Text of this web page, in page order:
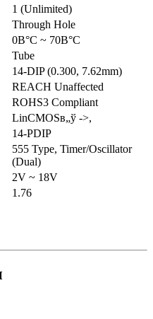
1 (Unlimited)
Through Hole
0В°C ~ 70В°C
Tube
14-DIP (0.300, 7.62mm)
REACH Unaffected
ROHS3 Compliant
LinCMOSв„ў ->,
14-PDIP
555 Type, Timer/Oscillator
(Dual)
2V ~ 18V
1.76